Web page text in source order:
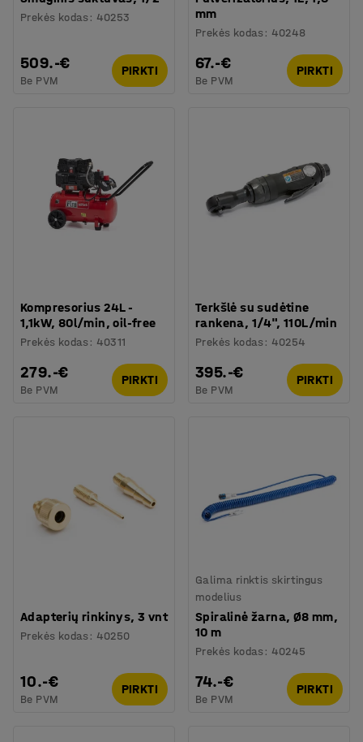
Prekės kodas : 40253
509.-€
Be PVM
PIRKTI
mm
Prekės kodas : 40248
67.-€
Be PVM
PIRKTI
Kompresorius 24L -
1,1kW, 80l/min, oil-free
Prekės kodas : 40311
279.-€
Be PVM
PIRKTI
Terkšlė su sudėtine
rankena, 1/4", 110L/min
Prekės kodas : 40254
395.-€
Be PVM
PIRKTI
Adapterių rinkinys, 3 vnt
Prekės kodas : 40250
10.-€
Be PVM
PIRKTI
Galima rinktis skirtingus
modelius
Spiralinė žarna, Ø8 mm,
10 m
Prekės kodas : 40245
74.-€
Be PVM
PIRKTI